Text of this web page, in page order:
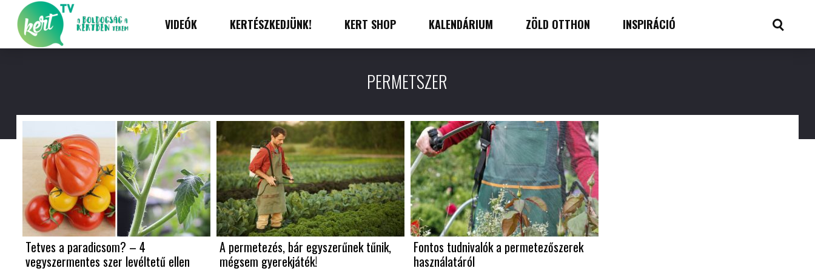
VIDEÓK KERTÉSZKEDJÜNK! KERT SHOP KALENDÁRIUM ZÖLD OTTHON INSPIRÁCIÓ
PERMETSZER
Tetves a paradicsom? – 4
vegyszermentes szer levéltetű ellen
A permetezés, bár egyszerűnek tűnik,
mégsem gyerekjáték!
Fontos tudnivalók a permetezőszerek
használatáról